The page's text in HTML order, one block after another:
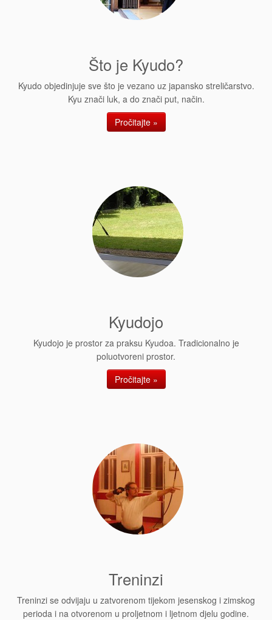
Što je Kyudo?
Kyudo objedinjuje sve što je vezano uz japansko streličarstvo.
Kyu znači luk, a do znači put, način.
Pročitajte »
Kyudojo
Kyudojo je prostor za praksu Kyudoa. Tradicionalno je
poluotvoreni prostor.
Pročitajte »
Treninzi
Treninzi se odvijaju u zatvorenom tijekom jesenskog i zimskog
perioda i na otvorenom u proljetnom i ljetnom djelu godine.